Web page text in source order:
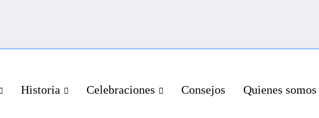
Historia Celebraciones Consejos Quienes somos